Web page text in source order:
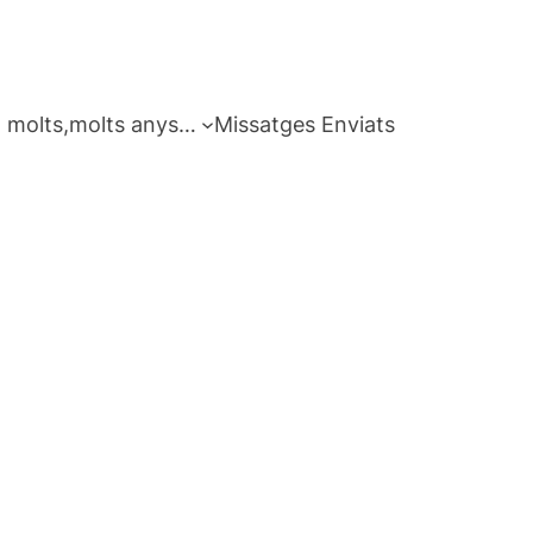
molts,molts anys… Missatges Enviats